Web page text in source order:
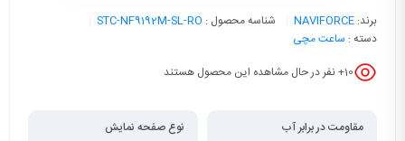
برند: NAVIFORCE شناسه محصول : STC-NF9192M-SL-RO
دسته : ساعت مچی
10+ نفر در حال مشاهده این محصول هستند
مقاومت در برابر آب
نوع صفحه نمایش